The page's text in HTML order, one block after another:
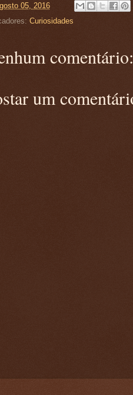
05, 2016
Curiosidades
comentário:
um